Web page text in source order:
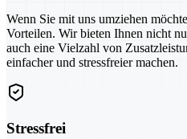
Wenn Sie mit uns umziehen
Vorteilen. Wir bieten Ihnen nicht
auch eine Vielzahl von
einfacher und stressfreier machen.
Stressfrei